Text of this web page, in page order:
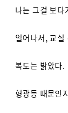
나는 그걸 보
일어나서, 교
복도는 밝았다.
형광등 때문인